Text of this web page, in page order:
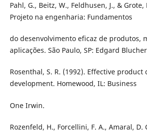
Pahl, G., Beitz, W., Feldhusen, J., & Grote,
Projeto na engenharia: Fundamentos
do desenvolvimento eficaz de produtos,
aplicações. São Paulo, SP: Edgard
Rosenthal, S. R. (1992). Effective product
development. Homewood, IL: Business
One Irwin.
Rozenfeld, H., Forcellini, F. A., Amaral, D.